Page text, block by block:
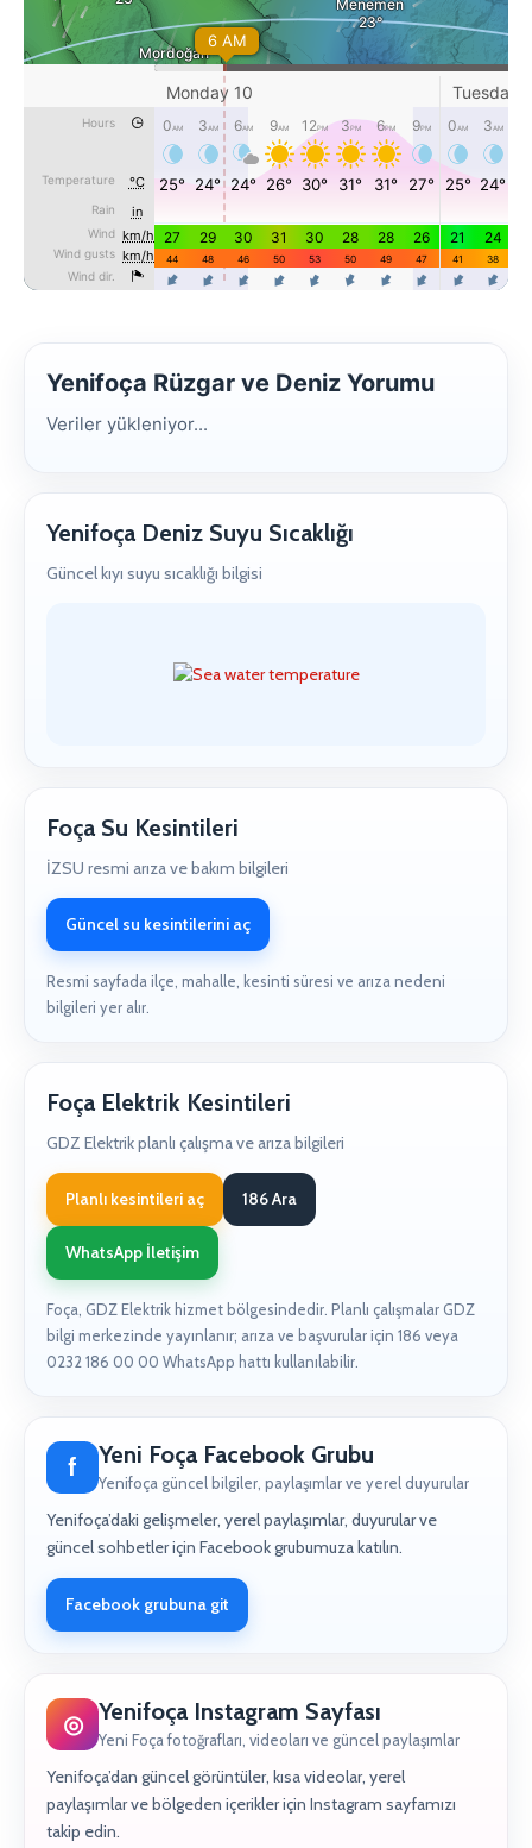
Yenifoça Rüzgar ve Deniz Yorumu
Veriler yükleniyor...
Yenifoça Deniz Suyu Sıcaklığı
Güncel kıyı suyu sıcaklığı bilgisi
Foça Su Kesintileri
İZSU resmi arıza ve bakım bilgileri
Güncel su kesintilerini aç
Resmi sayfada ilçe, mahalle, kesinti süresi ve arıza nedeni
bilgileri yer alır.
Foça Elektrik Kesintileri
GDZ Elektrik planlı çalışma ve arıza bilgileri
Planlı kesintileri aç 186 Ara
WhatsApp İletişim
Foça, GDZ Elektrik hizmet bölgesindedir. Planlı çalışmalar GDZ
bilgi merkezinde yayınlanır; arıza ve başvurular için 186 veya
0232 186 00 00 WhatsApp hattı kullanılabilir.
f Yeni Foça Facebook Grubu
Yenifoça güncel bilgiler, paylaşımlar ve yerel duyurular
Yenifoça’daki gelişmeler, yerel paylaşımlar, duyurular ve
güncel sohbetler için Facebook grubumuza katılın.
Facebook grubuna git
◎ Yenifoça Instagram Sayfası
Yeni Foça fotoğrafları, videoları ve güncel paylaşımlar
Yenifoça’dan güncel görüntüler, kısa videolar, yerel
paylaşımlar ve bölgeden içerikler için Instagram sayfamızı
takip edin.